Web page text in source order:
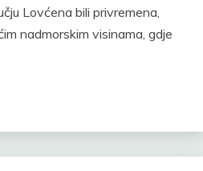
Lovćena bili privremena,
nadmorskim visinama, gdje